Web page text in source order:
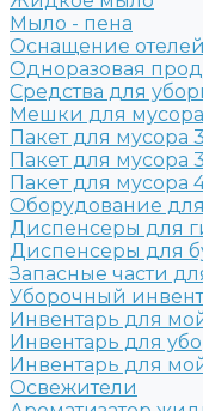
Мыло - пена
Оснащение
Одноразовая
Средства для
Мешки для мусора
Пакет для мусора
Пакет для мусора
Пакет для мусора
Оборудование
Диспенсеры для
Диспенсеры для
Запасные части
Уборочный
Инвентарь для
Инвентарь для
Инвентарь для
Освежители